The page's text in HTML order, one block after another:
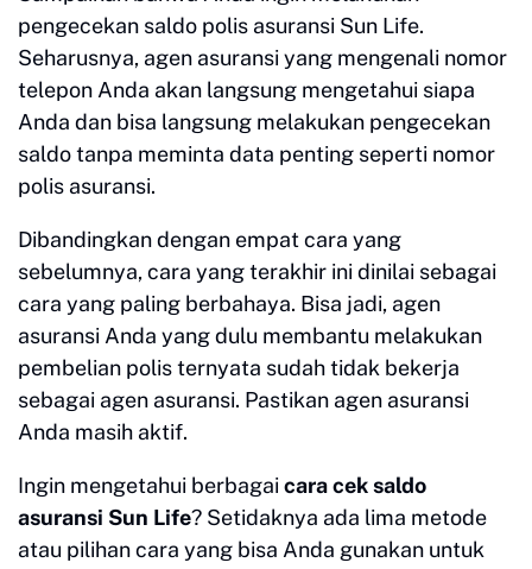
pengecekan saldo polis asuransi Sun Life.
Seharusnya, agen asuransi yang mengenali nomor
telepon Anda akan langsung mengetahui siapa
Anda dan bisa langsung melakukan pengecekan
saldo tanpa meminta data penting seperti nomor
polis asuransi.
Dibandingkan dengan empat cara yang
sebelumnya, cara yang terakhir ini dinilai sebagai
cara yang paling berbahaya. Bisa jadi, agen
asuransi Anda yang dulu membantu melakukan
pembelian polis ternyata sudah tidak bekerja
sebagai agen asuransi. Pastikan agen asuransi
Anda masih aktif.
Ingin mengetahui berbagai cara cek saldo
asuransi Sun Life? Setidaknya ada lima metode
atau pilihan cara yang bisa Anda gunakan untuk